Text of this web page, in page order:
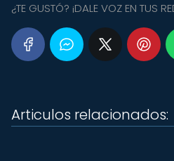
¿TE GUSTÓ? ¡DALE VOZ EN TUS
Articulos relacionados: